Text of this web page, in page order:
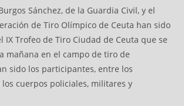
Sánchez, de la Guardia Civil, y el
de Tiro Olímpico de Ceuta han sido
IX Trofeo de Tiro Ciudad de Ceuta que se
mañana en el campo de tiro de
sido los participantes, entre los
cuerpos policiales, militares y